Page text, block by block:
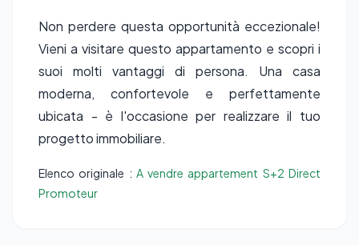
Non perdere questa opportunità eccezionale!
Vieni a visitare questo appartamento e scopri i
suoi molti vantaggi di persona. Una casa
moderna, confortevole e perfettamente
ubicata - è l'occasione per realizzare il tuo
progetto immobiliare.
Elenco originale : A vendre appartement S+2 Direct
Promoteur